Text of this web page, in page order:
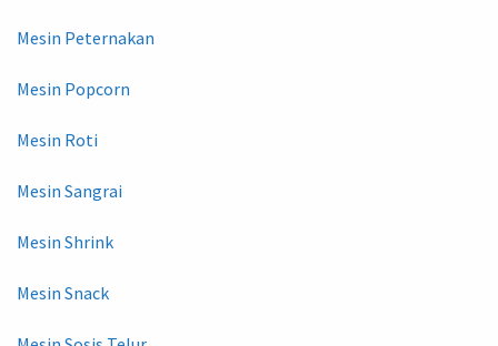
Mesin Peternakan
Mesin Popcorn
Mesin Roti
Mesin Sangrai
Mesin Shrink
Mesin Snack